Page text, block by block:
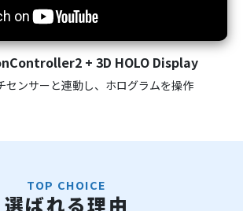
+ 3D HOLO Display
センサーと連動し、ホログラムを操作
TOP CHOICE
選ばれる理由